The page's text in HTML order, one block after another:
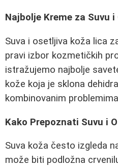
Najbolje Kreme za Suvu
Suva i osetljiva koža lica
pravi izbor kozmetičkih
istražujemo najbolje
kože koja je sklona
kombinovanim
Kako Prepoznati Suvu i
Suva koža često izgleda
može biti podložna